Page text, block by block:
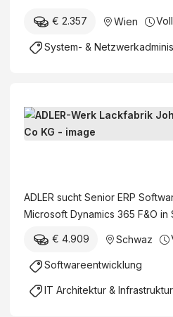
s
z
e
C
€ 2.357 Wien
System- &
S
e
r
E
S
L
E
W
ADLER sucht Senior ERP
Microsoft Dynamics 365 F&O in
€ 4.909 Schwaz
Softwareentwicklung
IT Architektur & Infrastruktur